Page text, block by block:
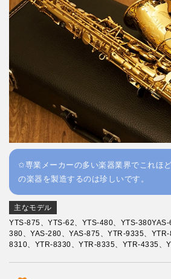
✩専業メーカーの多い楽器業界でこれほど
の楽器を製造するのは珍しいです。
主なモデル
YTS-875、YTS-62、YTS-480、YTS-
380、YAS-280、YAS-875、YTR-9335、
8310、YTR-8330、YTR-8335、YTR-4335、